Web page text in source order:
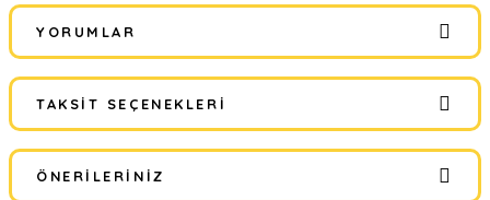
YORUMLAR
Bu ürüne ilk yorumu siz yapın!
Yorum Yaz
TAKSIT SEÇENEKLERI
ÖNERILERINIZ